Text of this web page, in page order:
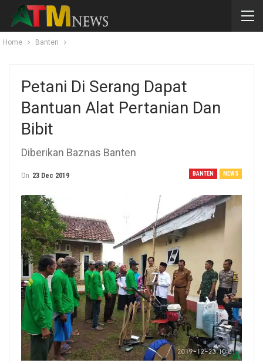
Home Banten
Petani Di Serang Dapat
Bantuan Alat Pertanian Dan
Bibit
Diberikan Baznas Banten
BANTEN NEWS
On 23 Dec 2019